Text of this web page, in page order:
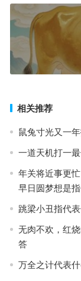
相关推荐
鼠兔寸光又一
一道天机打一
年关将近事更
早日圆梦想是
跳梁小丑指代
无肉不欢，红
答
万全之计代表